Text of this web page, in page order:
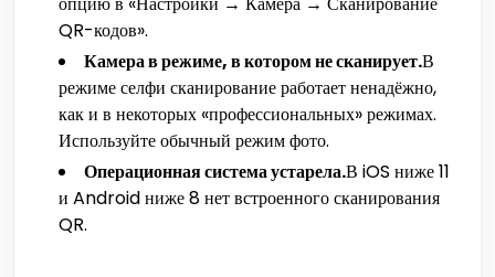
QR-кодов».
Камера в режиме, в котором не сканирует.В
режиме селфи сканирование работает ненадёжно,
как и в некоторых «профессиональных» режимах.
Используйте обычный режим фото.
Операционная система устарела.В iOS ниже 11
и Android ниже 8 нет встроенного сканирования
QR.